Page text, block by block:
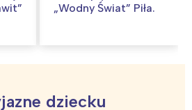
„Wodny Świat” Piła.
dziecku